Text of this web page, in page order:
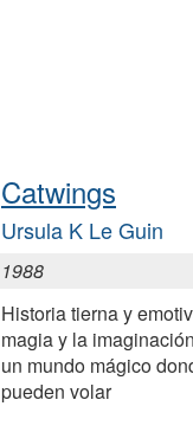
Catwings
Ursula K Le Guin
1988
Historia tierna y
magia y la
un mundo mágico
pueden volar